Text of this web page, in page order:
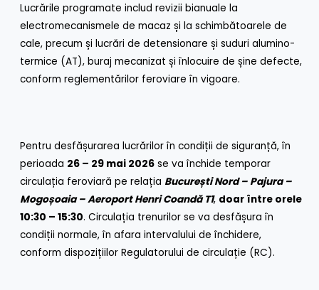
Lucrările programate includ revizii bianuale la
electromecanismele de macaz și la schimbătoarele de
cale, precum și lucrări de detensionare și suduri alumino-
termice (AT), buraj mecanizat și înlocuire de șine defecte,
conform reglementărilor feroviare în vigoare.
Pentru desfășurarea lucrărilor în condiții de siguranță, în
perioada 26 – 29 mai 2026 se va închide temporar
circulația feroviară pe relația București Nord – Pajura –
Mogoșoaia – Aeroport Henri Coandă T1, doar între orele
10:30 – 15:30. Circulația trenurilor se va desfășura în
condiții normale, în afara intervalului de închidere,
conform dispozițiilor Regulatorului de circulație (RC).